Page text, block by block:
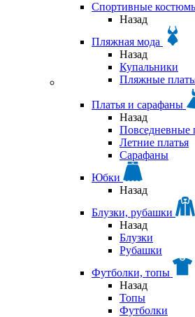
Спортивные
Назад
Пляжная мода
Назад
Купальники
Пляжные
Платья и сарафаны
Назад
Повседневные
Летние платья
Сарафаны
Юбки
Назад
Блузки, рубашки
Назад
Блузки
Рубашки
Футболки, топы
Назад
Топы
Футболки